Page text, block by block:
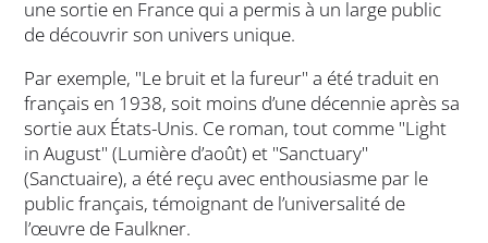
une sortie en France qui a permis à un large public
de découvrir son univers unique.
Par exemple, "Le bruit et la fureur" a été traduit en
français en 1938, soit moins d’une décennie après sa
sortie aux États-Unis. Ce roman, tout comme "Light
in August" (Lumière d’août) et "Sanctuary"
(Sanctuaire), a été reçu avec enthousiasme par le
public français, témoignant de l’universalité de
l’œuvre de Faulkner.